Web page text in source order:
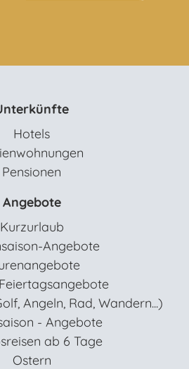
Hotels
Pensionen
Angebote
Kurzurlaub
Angebote
Angeln, Rad, Wandern...)
- Angebote
ab 6 Tage
Ostern